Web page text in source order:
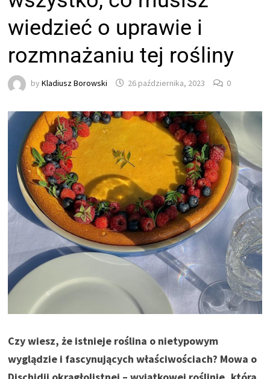
wiedzieć o uprawie i
rozmnażaniu tej rośliny
byKladiusz Borowski 26 października, 2023 0
Czy wiesz, że istnieje roślina o nietypowym
wyglądzie i fascynujących właściwościach? Mowa o